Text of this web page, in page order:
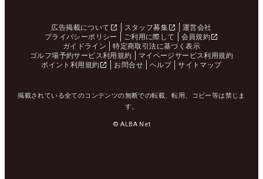
広告掲載について スタッフ募集
運営会社
プライバシーポリシー
ご利用に際して
会員規約
ガイドライン
特定商取引法に基づく表示
ゴルフ場予約サービス利用規約
マイページサービス利用規約
ポイント利用規約
お問合せ ヘルプ サイトマップ
掲載されている全てのコンテンツの無断での転載、転用、コピー等は禁じま
す。
© ALBA Net